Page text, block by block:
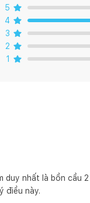
mạnh, siêu êm,
5
4
3
2
1
duy nhất là bồn cầu
điều này.